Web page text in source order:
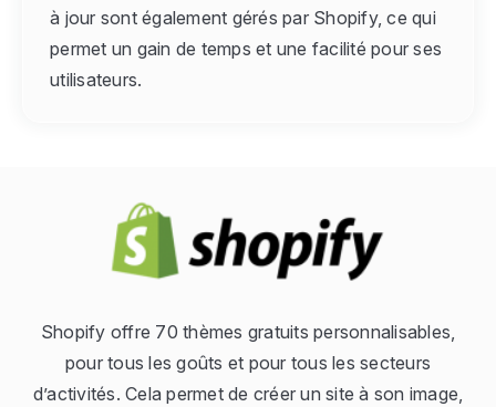
à jour sont également gérés par Shopify, ce qui
permet un gain de temps et une facilité pour ses
utilisateurs.
Shopify offre 70 thèmes gratuits personnalisables,
pour tous les goûts et pour tous les secteurs
d’activités. Cela permet de créer un site à son image,